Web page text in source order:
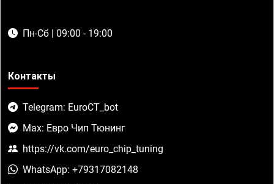
Пн-Сб | 09:00 - 19:00
Контакты
Telegram: EuroCT_bot
Max: Евро Чип Тюнинг
https://vk.com/euro_chip_tuning
WhatsApp: +79317082148